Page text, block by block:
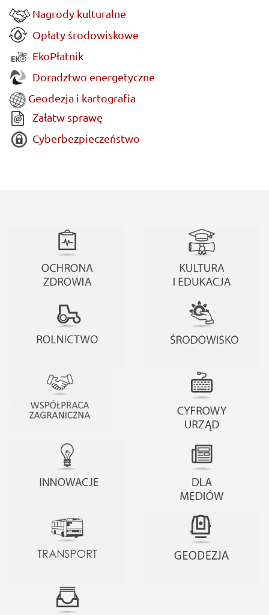
Nagrody kulturalne
Opłaty środowiskowe
EkoPłatnik
Doradztwo energetyczne
Geodezja i kartografia
Załatw sprawę
Cyberbezpieczeństwo